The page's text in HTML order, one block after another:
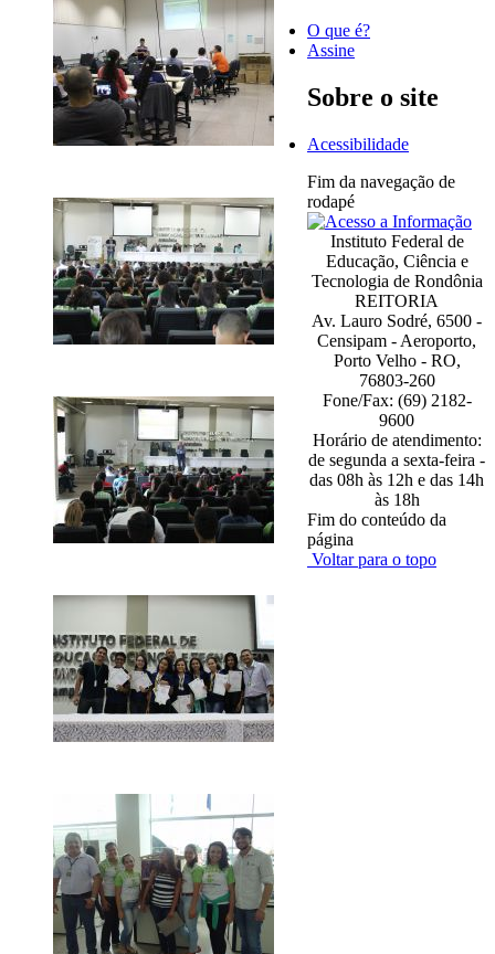
O que é?
Assine
Sobre o site
Acessibilidade
Fim da navegação de
rodapé
Instituto Federal de
Educação, Ciência e
Tecnologia de Rondônia
REITORIA
Av. Lauro Sodré, 6500 -
Censipam - Aeroporto,
Porto Velho - RO,
76803-260
Fone/Fax: (69) 2182-
9600
Horário de atendimento:
de segunda a sexta-feira -
das 08h às 12h e das 14h
às 18h
Fim do conteúdo da
página
Voltar para o topo